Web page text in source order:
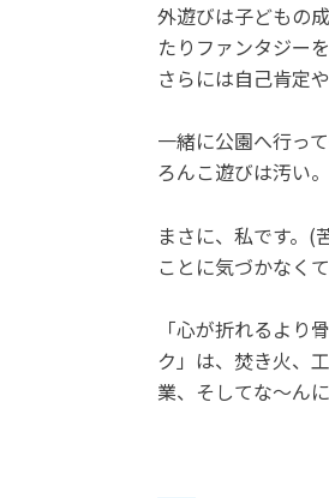
外遊びは子どもの
たりファンタジー
さらには自己肯定
一緒に公園へ行っ
ろんこ遊びは汚い
まさに、私です。(
ことに気づかなく
「心が折れるより
ク」は、焚き火、
業、そしてな〜ん